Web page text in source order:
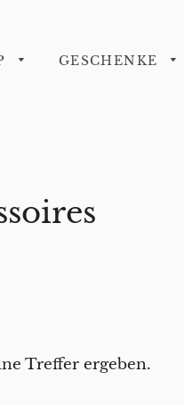
GESCHENKE
Treffer ergeben.